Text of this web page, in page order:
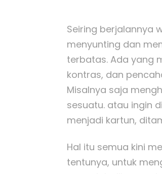
Seiring berjalannya
menyunting dan
terbatas. Ada yang
kontras, dan
Misalnya saja
sesuatu. atau ingin
menjadi kartun,
Hal itu semua kini
tentunya, untuk